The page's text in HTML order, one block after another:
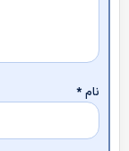
نام*